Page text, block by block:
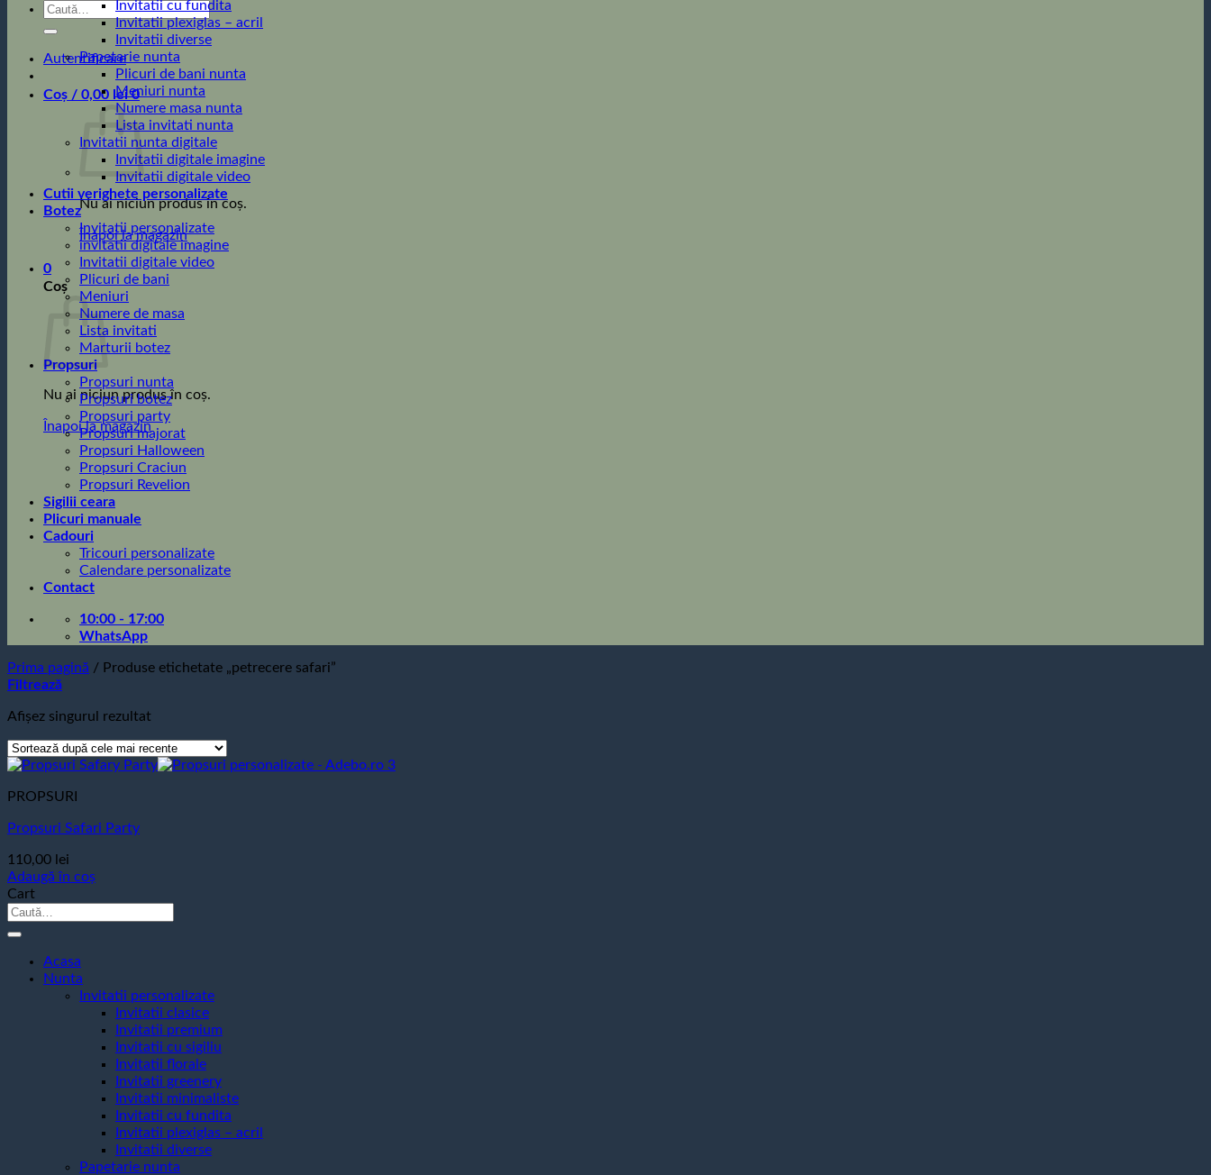
Caută
Autentificare
Coș / 0,00 lei 0
Nu ai niciun produs în coș.
Înapoi la magazin
0
Coș
Nu ai niciun produs în coș.
Înapoi la magazin
Invitatii cu fundita
Invitatii plexiglas – acril
Invitatii diverse
Papetarie nunta
Plicuri de bani nunta
Meniuri nunta
Numere masa nunta
Lista invitati nunta
Invitatii nunta digitale
Invitatii digitale imagine
Invitatii digitale video
Cutii verighete personalizate
Botez
Invitatii personalizate
invitatii digitale imagine
Invitatii digitale video
Plicuri de bani
Meniuri
Numere de masa
Lista invitati
Marturii botez
Propsuri
Propsuri nunta
Propsuri botez
Propsuri party
Propsuri majorat
Propsuri Halloween
Propsuri Craciun
Propsuri Revelion
Sigilii ceara
Plicuri manuale
Cadouri
Tricouri personalizate
Calendare personalizate
Contact
10:00 - 17:00
WhatsApp
Prima pagină / Produse etichetate „petrecere safari”
Filtrează
Afișez singurul rezultat
PROPSURI
Propsuri Safari Party
110,00 lei
Adaugă în coș
Cart
Caută
Acasa
Nunta
Invitatii personalizate
Invitatii clasice
Invitatii premium
Invitatii cu sigiliu
Invitatii florale
Invitatii greenery
Invitatii minimaliste
Invitatii cu fundita
Invitatii plexiglas – acril
Invitatii diverse
Papetarie nunta